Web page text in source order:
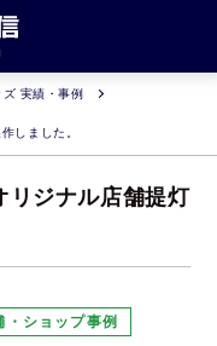
実績・事例
しました。
リジナル店舗提灯
・ショップ事例